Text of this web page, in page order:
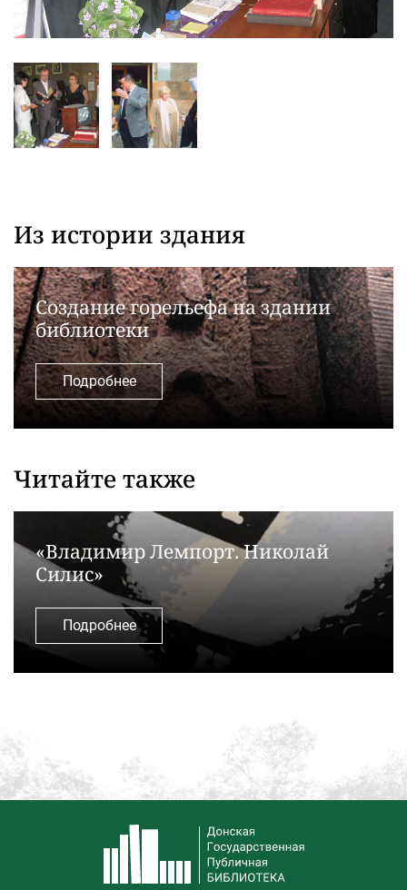
Из истории здания
Создание горельефа на здании
библиотеки
Подробнее
Читайте также
«Владимир Лемпорт. Николай
Силис»
Подробнее